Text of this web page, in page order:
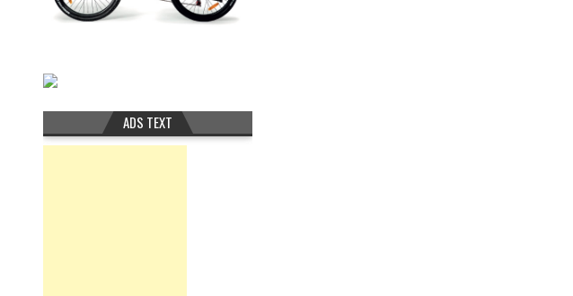
ADS TEXT